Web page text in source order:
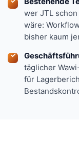
wer JTL
wäre:
bisher kaum
täglicher
für